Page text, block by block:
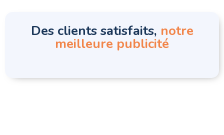
Des clients satisfaits, notre
meilleure publicité